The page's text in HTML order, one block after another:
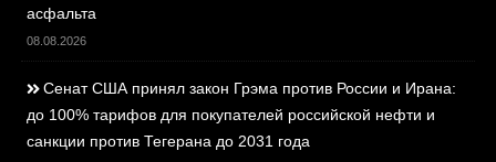
асфальта
08.08.2026
Сенат США принял закон Грэма против России и Ирана:
до 100% тарифов для покупателей российской нефти и
санкции против Тегерана до 2031 года